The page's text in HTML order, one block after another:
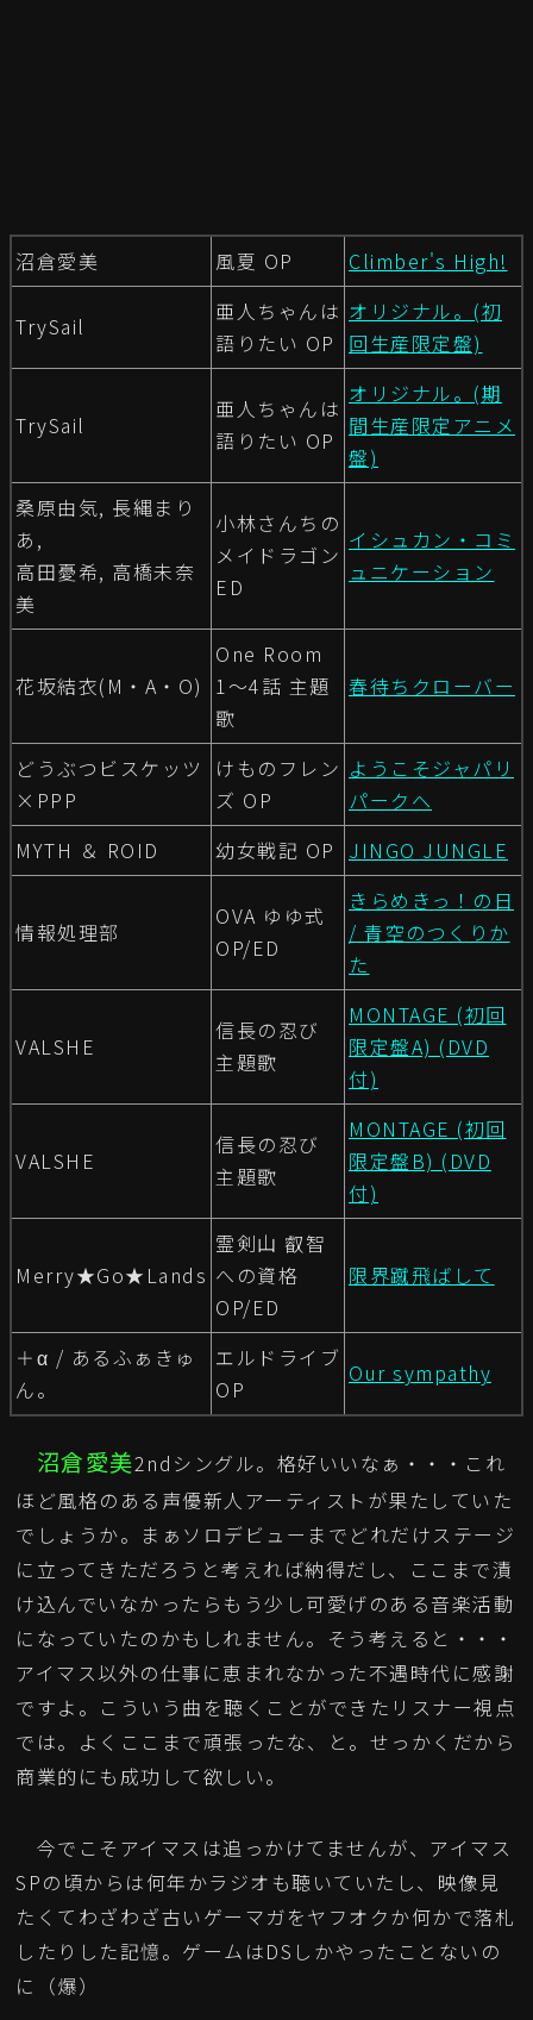
沼倉愛美 風夏 OP Climber's High!
TrySail
亜人ちゃんは
語りたい OP
オリジナル。(初
回生産限定盤)
TrySail
亜人ちゃんは
語りたい OP
オリジナル。(期
間生産限定アニメ
盤)
桑原由気, 長縄まり
あ,
高田憂希, 高橋未奈
美
小林さんちの
メイドラゴン
ED
イシュカン・コミ
ュニケーション
花坂結衣(M・A・O)
One Room
1～4話 主題
歌
春待ちクローバー
どうぶつビスケッツ
×PPP
けものフレン
ズ OP
ようこそジャパリ
パークへ
MYTH ＆ ROID
幼女戦記 OP JINGO JUNGLE
情報処理部
OVA ゆゆ式
OP/ED
きらめきっ！の日
/ 青空のつくりか
た
VALSHE
信長の忍び
主題歌
MONTAGE (初回
限定盤A) (DVD
付)
VALSHE
信長の忍び
主題歌
MONTAGE (初回
限定盤B) (DVD
付)
Merry★Go★Lands
霊剣山 叡智
への資格
OP/ED
限界蹴飛ばして
＋α / あるふぁきゅ
ん。
エルドライブ
OP
Our sympathy
沼倉愛美2ndシングル。格好いいなぁ・・・これ
ほど風格のある声優新人アーティストが果たしていた
でしょうか。まぁソロデビューまでどれだけステージ
に立ってきただろうと考えれば納得だし、ここまで漬
け込んでいなかったらもう少し可愛げのある音楽活動
になっていたのかもしれません。そう考えると・・・
アイマス以外の仕事に恵まれなかった不遇時代に感謝
ですよ。こういう曲を聴くことができたリスナー視点
では。よくここまで頑張ったな、と。せっかくだから
商業的にも成功して欲しい。
今でこそアイマスは追っかけてませんが、アイマス
SPの頃からは何年かラジオも聴いていたし、映像見
たくてわざわざ古いゲーマガをヤフオクか何かで落札
したりした記憶。ゲームはDSしかやったことないの
に（爆）